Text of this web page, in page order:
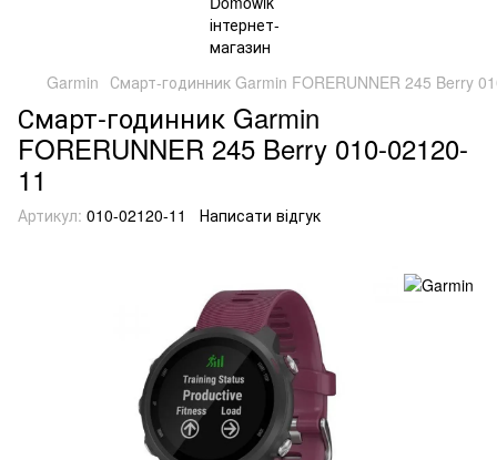
Garmin Смарт-годинник Garmin FORERUNNER 245 Berry
Смарт-годинник Garmin
FORERUNNER 245 Berry 010-02120-
11
Артикул: 010-02120-11 Написати відгук